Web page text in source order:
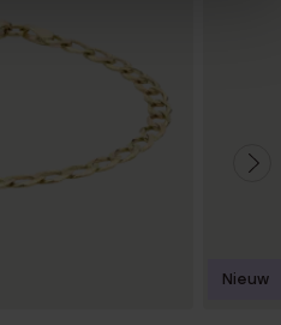
Nieuw